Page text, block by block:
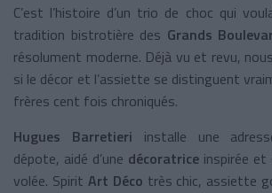
C’est l’histoire d’un trio de choc qui
tradition bistrotière des Grands
résolument moderne. Déjà vu et revu,
si le décor et l’assiette se distinguent
frères cent fois chroniqués.
Hugues Barretieri installe une
dépote, aidé d’une décoratrice inspirée et
volée. Spirit Art Déco très chic, assiette